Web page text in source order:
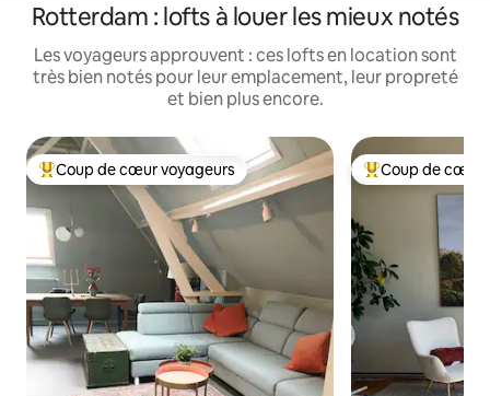
Rotterdam : lofts à louer les mieux notés
Les voyageurs approuvent : ces lofts en location sont
très bien notés pour leur emplacement, leur propreté
et bien plus encore.
Coups de cœur voyageurs les plus appréciés
Coup de cœur voyageurs Coups de cœur
Coup de cœur